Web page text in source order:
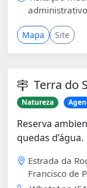
Mapa Site
Terra do
Natureza
Reserva
quedas d’água.
Estrada da
Francisco de